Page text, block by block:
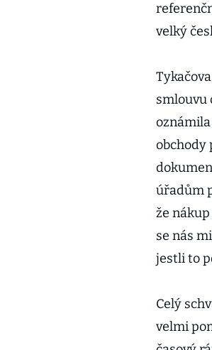
velký
smlouvu
obchody
úřadům
že
se nás
jestli to
Celý
velmi